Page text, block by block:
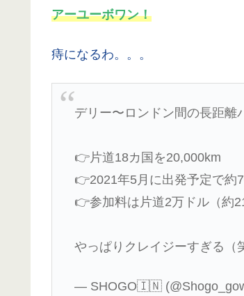
アーユーボワン！
痔になるわ。。。
デリー〜ロンドン間の長距離
👉片道18カ国を20,000km
👉2021年5月に出発予定で約
👉参加料は片道2万ドル（約
やっぱりクレイジーすぎる（
— SHOGO🇮🇳